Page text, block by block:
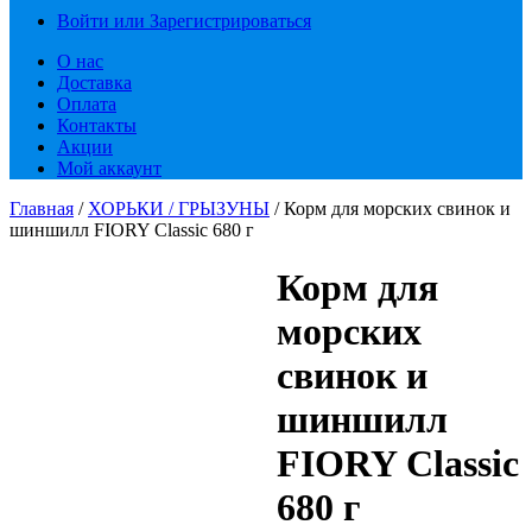
Войти или Зарегистрироваться
О нас
Доставка
Оплата
Контакты
Акции
Мой аккаунт
Главная / ХОРЬКИ / ГРЫЗУНЫ / Корм для морских свинок и
шиншилл FIORY Classic 680 г
Корм для
морских
свинок и
шиншилл
FIORY Classic
680 г